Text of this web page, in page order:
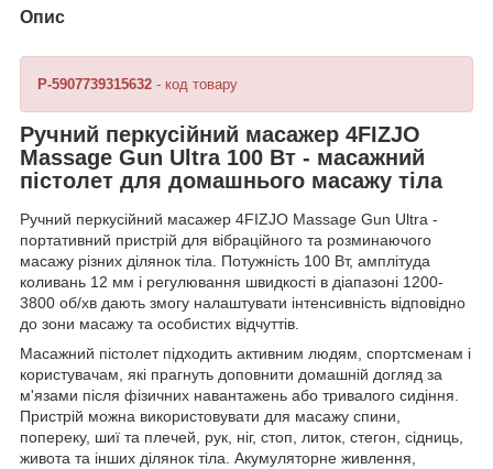
Опис
P-5907739315632 - код товару
Ручний перкусійний масажер 4FIZJO
Massage Gun Ultra 100 Вт - масажний
пістолет для домашнього масажу тіла
Ручний перкусійний масажер 4FIZJO Massage Gun Ultra -
портативний пристрій для вібраційного та розминаючого
масажу різних ділянок тіла. Потужність 100 Вт, амплітуда
коливань 12 мм і регулювання швидкості в діапазоні 1200-
3800 об/хв дають змогу налаштувати інтенсивність відповідно
до зони масажу та особистих відчуттів.
Масажний пістолет підходить активним людям, спортсменам і
користувачам, які прагнуть доповнити домашній догляд за
м'язами після фізичних навантажень або тривалого сидіння.
Пристрій можна використовувати для масажу спини,
попереку, шиї та плечей, рук, ніг, стоп, литок, стегон, сідниць,
живота та інших ділянок тіла. Акумуляторне живлення,